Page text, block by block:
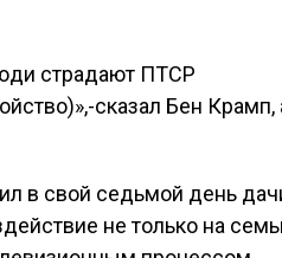
страдают ПТСР
сказал Бен Крамп,
в свой седьмой день
не только на